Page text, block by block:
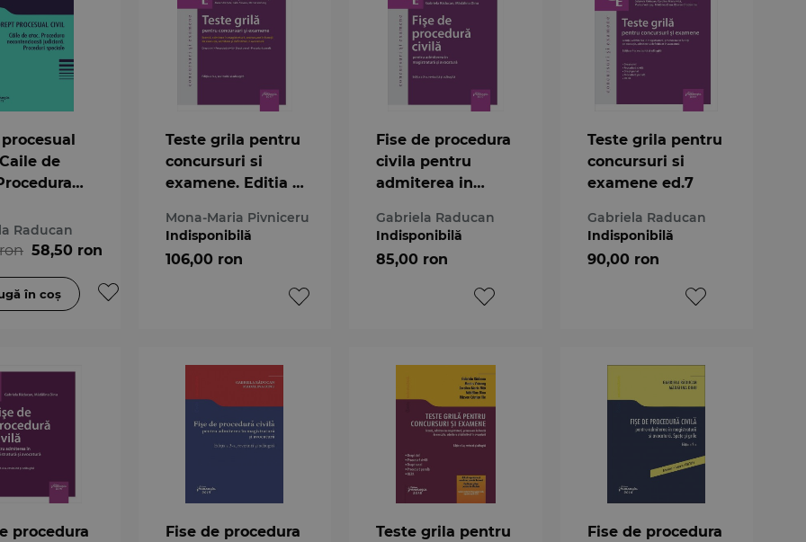
de
Raducan
58,50 ron
Teste grila pentru
concursuri si
examene. Editia a
Mona-Maria Pivniceru
Indisponibilă
106,00 ron
Fise de procedura
civila pentru
admiterea in
avocatura. Editia
a 5-a
Gabriela Raducan
Indisponibilă
85,00 ron
Teste grila pentru
concursuri si
examene ed.7
Gabriela Raducan
Indisponibilă
90,00 ron
procedura
Fise de procedura
Teste grila pentru
Fise de procedura